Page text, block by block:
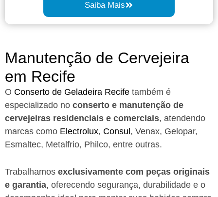
Saiba Mais
Manutenção de Cervejeira
em Recife​
O Conserto de Geladeira Recife também é
especializado no conserto e manutenção de
cervejeiras residenciais e comerciais, atendendo
marcas como Electrolux, Consul , Venax, Gelopar,
Esmaltec, Metalfrio, Philco, entre outras.
Trabalhamos exclusivamente com peças originais
e garantia, oferecendo segurança, durabilidade e o